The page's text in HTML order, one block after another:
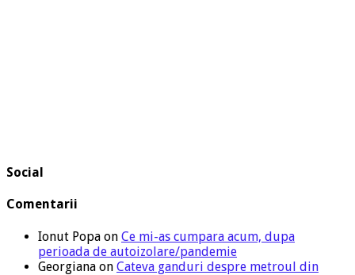
Social
Comentarii
Ionut Popa on Ce mi-as cumpara acum, dupa
perioada de autoizolare/pandemie
Georgiana on Cateva ganduri despre metroul din